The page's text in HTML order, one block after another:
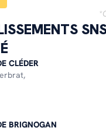
CLÉDER
BRIGNOGAN